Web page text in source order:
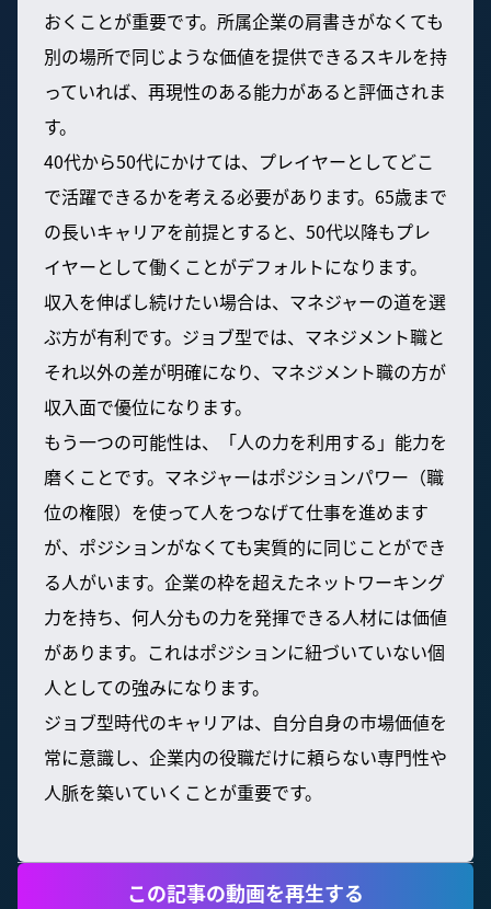
おくことが重要です。所属企業の肩書きがなくても
別の場所で同じような価値を提供できるスキルを持
っていれば、再現性のある能力があると評価されま
す。
40代から50代にかけては、プレイヤーとしてどこ
で活躍できるかを考える必要があります。65歳まで
の長いキャリアを前提とすると、50代以降もプレ
イヤーとして働くことがデフォルトになります。
収入を伸ばし続けたい場合は、マネジャーの道を選
ぶ方が有利です。ジョブ型では、マネジメント職と
それ以外の差が明確になり、マネジメント職の方が
収入面で優位になります。
もう一つの可能性は、「人の力を利用する」能力を
磨くことです。マネジャーはポジションパワー（職
位の権限）を使って人をつなげて仕事を進めます
が、ポジションがなくても実質的に同じことができ
る人がいます。企業の枠を超えたネットワーキング
力を持ち、何人分もの力を発揮できる人材には価値
があります。これはポジションに紐づいていない個
人としての強みになります。
ジョブ型時代のキャリアは、自分自身の市場価値を
常に意識し、企業内の役職だけに頼らない専門性や
人脈を築いていくことが重要です。
この記事の動画を再生する